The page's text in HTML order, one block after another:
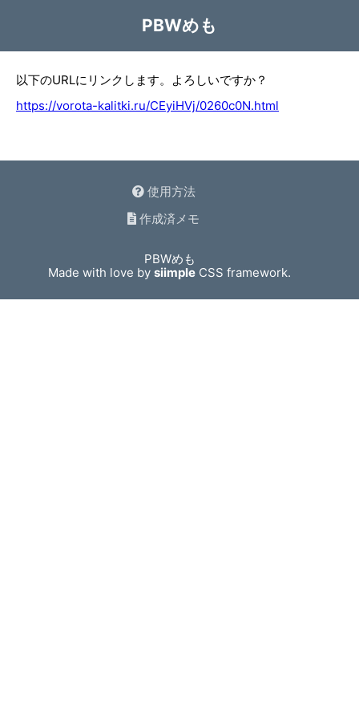
PBWめも
以下のURLにリンクします。よろしいですか？
https://vorota-kalitki.ru/CEyiHVj/0260c0N.html
使用方法
作成済メモ
PBWめも
Made with love bysiimple CSS framework.